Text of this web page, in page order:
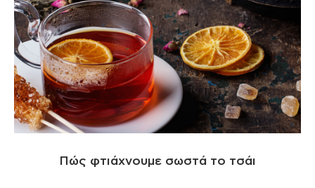
Πώς φτιάχνουμε σωστά το τσάι